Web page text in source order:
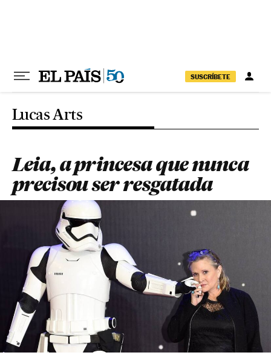
SUSCRÍBETE
Lucas Arts
Leia, a princesa que nunca
precisou ser resgatada